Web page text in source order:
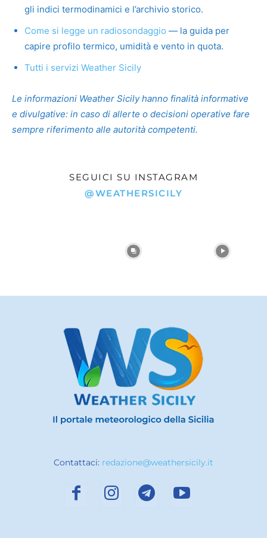
gli indici termodinamici e l’archivio storico.
Come si legge un radiosondaggio — la guida per
capire profilo termico, umidità e vento in quota.
Tutti i servizi Weather Sicily
Le informazioni Weather Sicily hanno finalità informative
e divulgative: in caso di allerte o decisioni operative fare
sempre riferimento alle autorità competenti.
SEGUICI SU INSTAGRAM
@WEATHERSICILY
Contattaci: redazione@weathersicily.it